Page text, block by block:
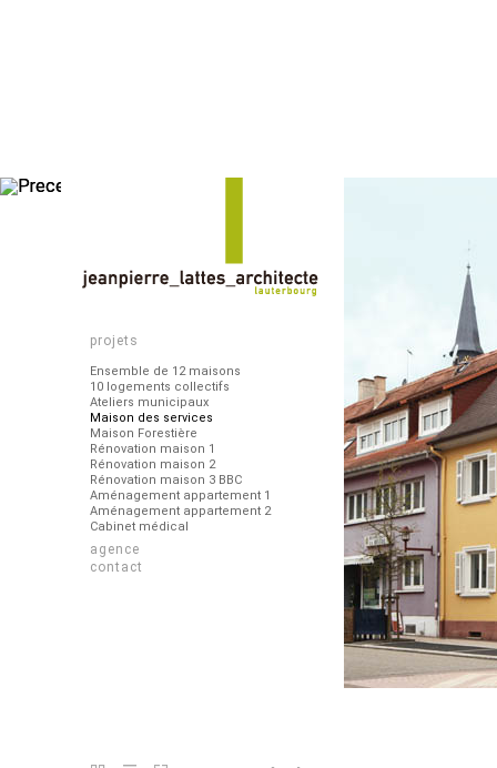
projets
Ensemble de 12 maisons
10 logements collectifs
Ateliers municipaux
Maison des services
Maison Forestière
Rénovation maison 1
Rénovation maison 2
Rénovation maison 3 BBC
Aménagement appartement 1
Aménagement appartement 2
Cabinet médical
agence
contact